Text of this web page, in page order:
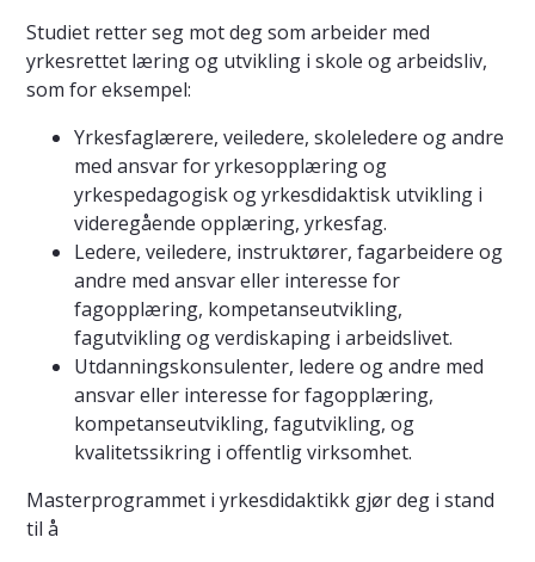
Studiet retter seg mot deg som arbeider med
yrkesrettet læring og utvikling i skole og arbeidsliv,
som for eksempel:
Yrkesfaglærere, veiledere, skoleledere og andre
med ansvar for yrkesopplæring og
yrkespedagogisk og yrkesdidaktisk utvikling i
videregående opplæring, yrkesfag.
Ledere, veiledere, instruktører, fagarbeidere og
andre med ansvar eller interesse for
fagopplæring, kompetanseutvikling,
fagutvikling og verdiskaping i arbeidslivet.
Utdanningskonsulenter, ledere og andre med
ansvar eller interesse for fagopplæring,
kompetanseutvikling, fagutvikling, og
kvalitetssikring i offentlig virksomhet.
Masterprogrammet i yrkesdidaktikk gjør deg i stand
til å